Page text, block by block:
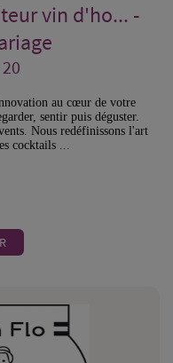
vin d'ho... -
au cœur de votre
sentir puis déguster.
Nous redéfinissons l'art
cocktails ...